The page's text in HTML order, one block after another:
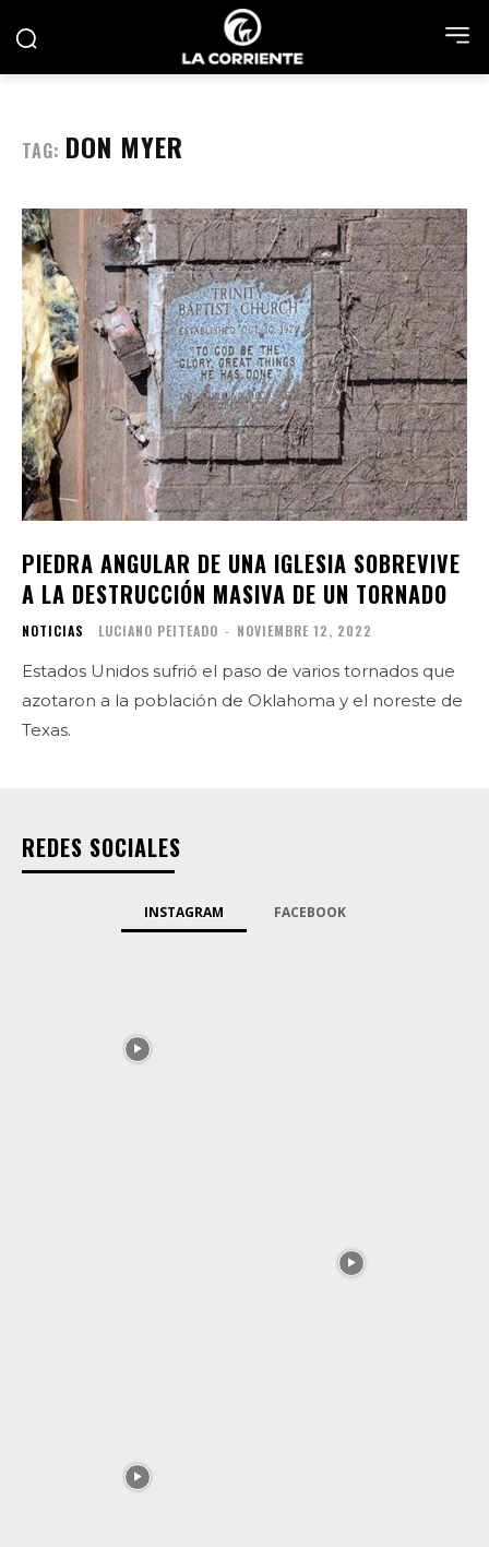
TAG: DON MYER
PIEDRA ANGULAR DE UNA IGLESIA SOBREVIVE
A LA DESTRUCCIÓN MASIVA DE UN TORNADO
NOTICIAS LUCIANO PEITEADO - NOVIEMBRE 12, 2022
Estados Unidos sufrió el paso de varios tornados que
azotaron a la población de Oklahoma y el noreste de
Texas.
REDES SOCIALES
INSTAGRAM FACEBOOK